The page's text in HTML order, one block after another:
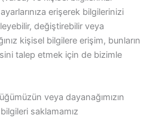
erişerek bilgilerinizi
değiştirebilir veya
kişisel bilgilere erişim, bunların
talep etmek için de bizimle
veya dayanağımızın
saklamamız